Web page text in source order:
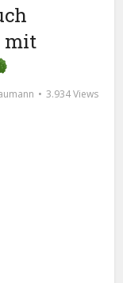
mit
3.934 Views